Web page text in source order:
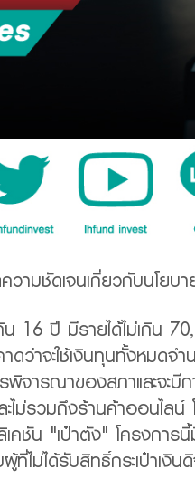
ามชัดเจนเกี่ยวกับนโยบ
16 ปี มีรายได้ไม่เกิน
ดว่าจะใช้เงินทุนทั้งหม
พิจารณาของสภาและจะ
ไม่รวมถึงร้านค้าออนไล
เคชัน "เป๋าตัง" โครงก
ที่ไม่ได้รับสิทธิ์กระเป๋าเ